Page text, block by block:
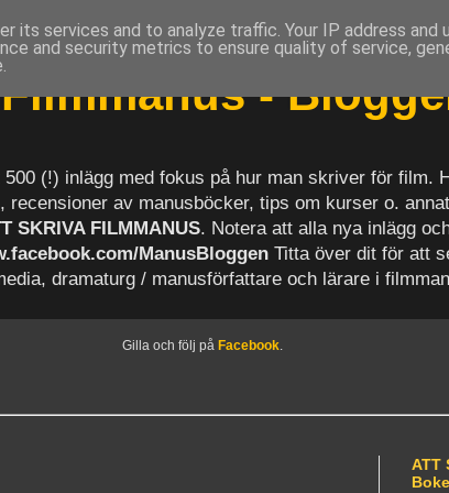
-
500 (!) inlägg med fokus på hur man skriver för film.
recensioner av manusböcker, tips om kurser o.
SKRIVA FILMMANUS. Notera att alla nya inlägg
ManusBloggen Titta över dit för att
dramaturg / manusförfattare och lärare i
Gilla och följ på Facebook.
ATT
its services and to analyze traffic. Your IP address and
and security metrics to ensure quality of service,